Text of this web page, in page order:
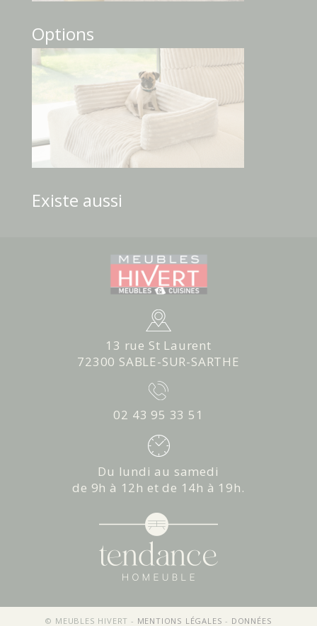
Options
Existe aussi
13 rue St Laurent
72300 SABLE-SUR-SARTHE
02 43 95 33 51
Du lundi au samedi
de 9h à 12h et de 14h à 19h.
© MEUBLES HIVERT - MENTIONS LÉGALES - DONNÉES